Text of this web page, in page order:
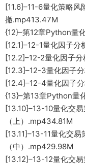
[11.6]–11-6量化策略
撤.mp413.47M
{12}–第12章Python量
[12.1]–12-1量化因子
[12.2]–12-2量化因子
[12.3]–12-3量化因子
[12.4]–12-4量化因子
{13}–第13章Python量
[13.10]–13-10量化交
（上）.mp434.81M
[13.11]–13-11量化交
（中）.mp429.98M
[13.12]–13-12量化交